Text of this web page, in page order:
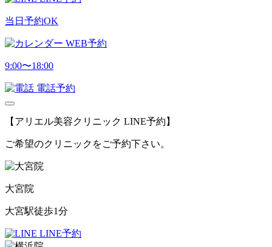
当日予約OK
WEB予約
9:00〜18:00
電話予約
【アリエル美容クリニック LINE予約】
ご希望のクリニックをご予約下さい。
大宮院
大宮駅徒歩1分
LINE予約